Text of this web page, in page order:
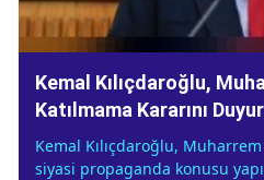
Kemal Kılıçdaroğlu,
Katılmama Kararını
Kemal Kılıçdaroğlu,
siyasi propaganda konusu